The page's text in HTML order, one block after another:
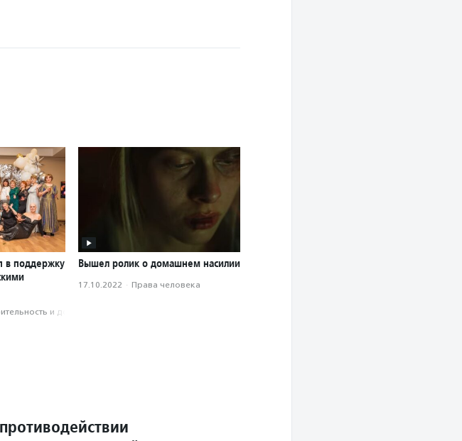
в поддержку
и доброволь­чест­во
Вышел ролик о домашнем насилии
17.10.2022 · Права человека